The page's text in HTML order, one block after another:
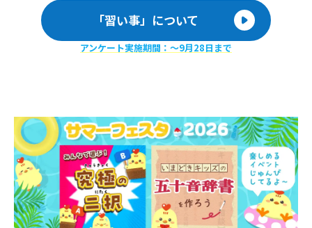
「習い事」について
アンケート実施期間：〜9月28日まで